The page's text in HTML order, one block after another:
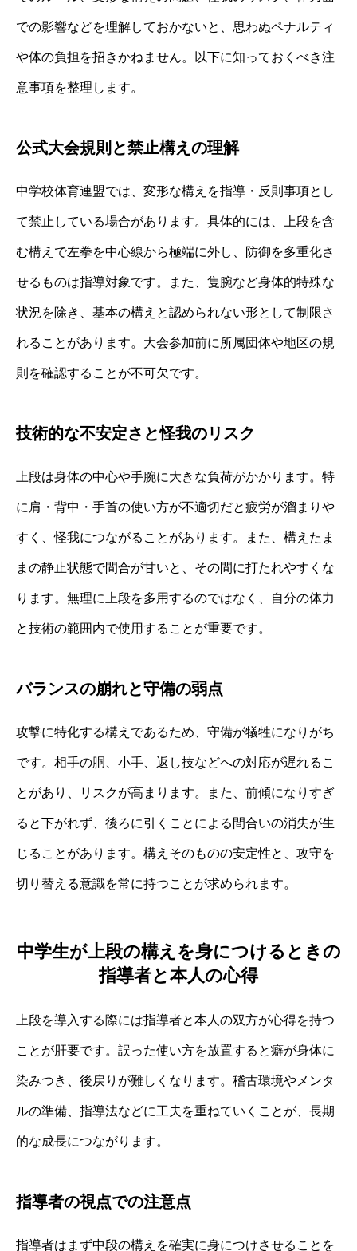
での影響などを理解しておかないと、思わぬペナルティ
や体の負担を招きかねません。以下に知っておくべき注
意事項を整理します。
公式大会規則と禁止構えの理解
中学校体育連盟では、変形な構えを指導・反則事項とし
て禁止している場合があります。具体的には、上段を含
む構えで左拳を中心線から極端に外し、防御を多重化さ
せるものは指導対象です。また、隻腕など身体的特殊な
状況を除き、基本の構えと認められない形として制限さ
れることがあります。大会参加前に所属団体や地区の規
則を確認することが不可欠です。
技術的な不安定さと怪我のリスク
上段は身体の中心や手腕に大きな負荷がかかります。特
に肩・背中・手首の使い方が不適切だと疲労が溜まりや
すく、怪我につながることがあります。また、構えたま
まの静止状態で間合が甘いと、その間に打たれやすくな
ります。無理に上段を多用するのではなく、自分の体力
と技術の範囲内で使用することが重要です。
バランスの崩れと守備の弱点
攻撃に特化する構えであるため、守備が犠牲になりがち
です。相手の胴、小手、返し技などへの対応が遅れるこ
とがあり、リスクが高まります。また、前傾になりすぎ
ると下がれず、後ろに引くことによる間合いの消失が生
じることがあります。構えそのものの安定性と、攻守を
切り替える意識を常に持つことが求められます。
中学生が上段の構えを身につけるときの
指導者と本人の心得
上段を導入する際には指導者と本人の双方が心得を持つ
ことが肝要です。誤った使い方を放置すると癖が身体に
染みつき、後戻りが難しくなります。稽古環境やメンタ
ルの準備、指導法などに工夫を重ねていくことが、長期
的な成長につながります。
指導者の視点での注意点
指導者はまず中段の構えを確実に身につけさせることを